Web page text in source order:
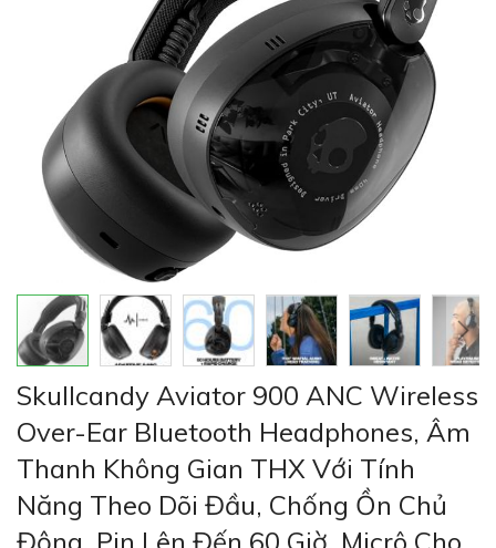
đến
phần
của
thư
Skullcandy Aviator 900 ANC Wireless
Over-Ear Bluetooth Headphones, Âm
Thanh Không Gian THX Với Tính
Năng Theo Dõi Đầu, Chống Ồn Chủ
Động, Pin Lên Đến 60 Giờ, Micrô Cho